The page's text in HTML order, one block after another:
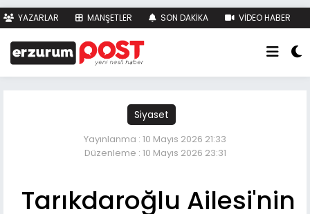
YAZARLAR MANŞETLER SON DAKİKA
VİDEO HABER
İLETİŞİM
Siyaset
Yayınlanma : 10 Mayıs 2026 21:33
Düzenleme : 10 Mayıs 2026 23:31
Tarıkdaroğlu Ailesi'nin